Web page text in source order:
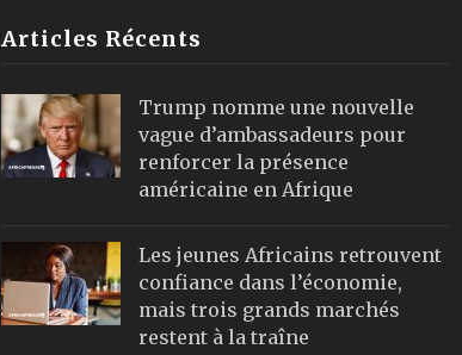
Articles Récents
Trump nomme une nouvelle
vague d’ambassadeurs pour
renforcer la présence
américaine en Afrique
Les jeunes Africains retrouvent
confiance dans l’économie,
mais trois grands marchés
restent à la traîne